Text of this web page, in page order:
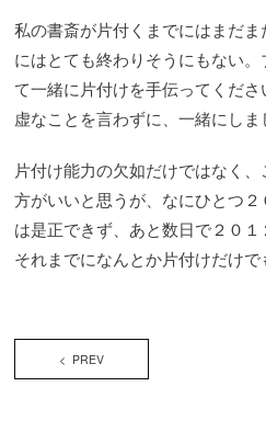
私の書斎が片付くまでにはまだ
にはとても終わりそうにもない
て一緒に片付けを手伝ってくだ
虚なことを言わずに、一緒にしま
片付け能力の欠如だけではなく
方がいいと思うが、なにひとつ
は是正できず、あと数日で２０１
それまでになんとか片付けだけで
< PREV